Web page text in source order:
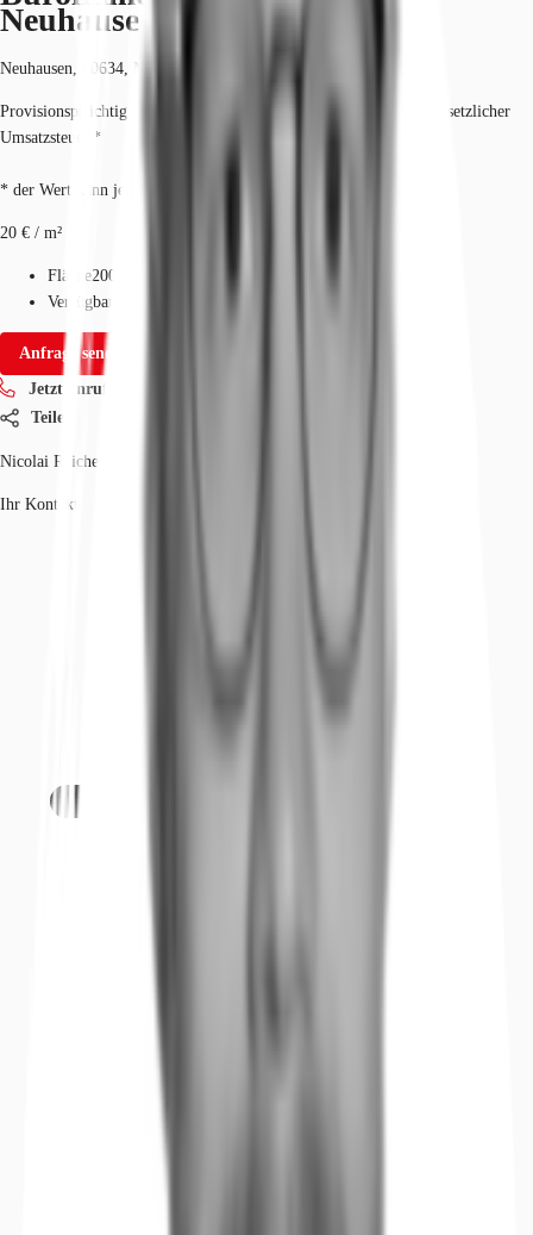
Neuhausen - M0577
Neuhausen, 80634, München, Bayern
Provisionspflichtig: bei Anmietung 3 Netto-Monatsmieten zzgl. gesetzlicher
Umsatzsteuer.*
* der Wert kann je nach Vertragslaufzeit variieren.
20 € / m²
Fläche200 - 2.985 m²
Verfügbarkeit
Anfrage senden
Jetzt anrufen
Teilen
Nicolai Reichert
Ihr Kontakt